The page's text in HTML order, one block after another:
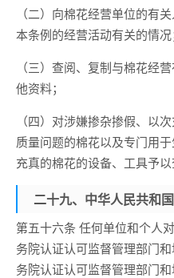
（二）向棉花经营单位的有
本条例的经营活动有关的情况
（三）查阅、复制与棉花经
他资料；
（四）对涉嫌掺杂掺假、以
质量问题的棉花以及专门用
充真的棉花的设备、工具予以
二十九、中华人民共和
第五十六条 任何单位和个人
务院认证认可监督管理部门
务院认证认可监督管理部门